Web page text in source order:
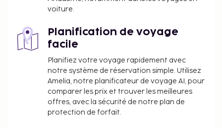
voiture.
Planification de voyage
facile
Planifiez votre voyage rapidement avec
notre système de réservation simple. Utilisez
Amelia, notre planificateur de voyage AI, pour
comparer les prix et trouver les meilleures
offres, avec la sécurité de notre plan de
protection de forfait.